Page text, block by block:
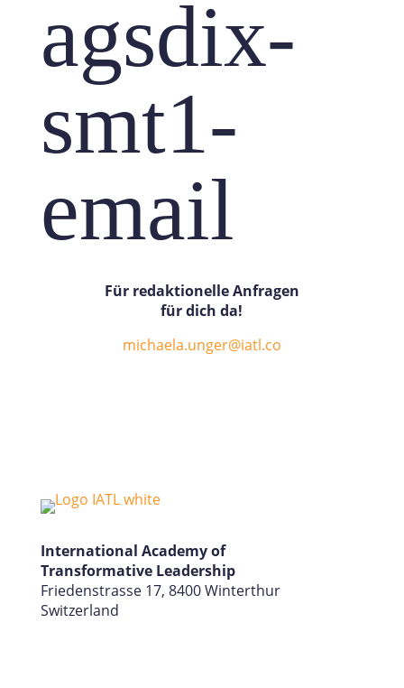
agsdix-
smt1-
email
Für redaktionelleAnfragen
für dich da!
michaela.unger@iatl.co
International Academy of
Transformative Leadership
Friedenstrasse 17, 8400 Winterthur
Switzerland